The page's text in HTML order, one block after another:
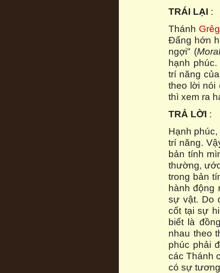
TRÁI LẠI :
Thánh
Đấng hớn
ngợi" (
hạnh
trí năng
theo lời nói
thì xem ra
TRẢ LỜI :
Hạnh
trí năng.
bản tính
thường,
trong bản
hành động
sự vật. Do
cốt tại sự
biết là
nhau theo
phúc phải
các Thánh
có sự